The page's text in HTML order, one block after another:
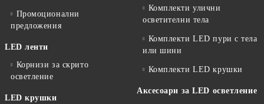
Промоционални
предложения
LED ленти
Корнизи за скрито
осветление
LED крушки
Комплекти улични
осветителни тела
Комплекти LED пури с тела
или шини
Комплекти LED крушки
Аксесоари за LED осветление